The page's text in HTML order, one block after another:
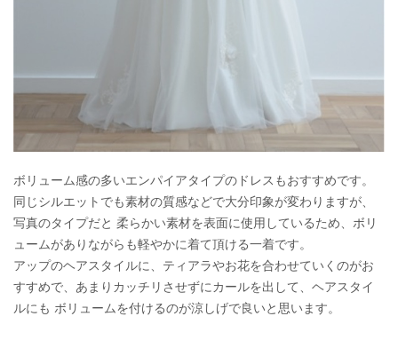
ボリューム感の多いエンパイアタイプのドレスもおすすめです。
同じシルエットでも素材の質感などで大分印象が変わりますが、
写真のタイプだと 柔らかい素材を表面に使用しているため、ボリ
ュームがありながらも軽やかに着て頂ける一着です。
アップのヘアスタイルに、ティアラやお花を合わせていくのがお
すすめで、あまりカッチリさせずにカールを出して、ヘアスタイ
ルにも ボリュームを付けるのが涼しげで良いと思います。